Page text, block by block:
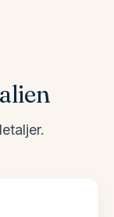
interesserer